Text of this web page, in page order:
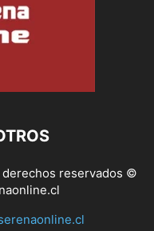
derechos reservados ©